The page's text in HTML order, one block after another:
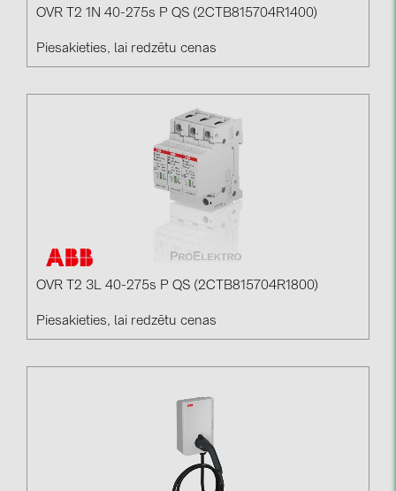
OVR T2 1N 40-275s P QS (2CTB815704R1400)
Piesakieties, lai redzētu cenas
OVR T2 3L 40-275s P QS (2CTB815704R1800)
Piesakieties, lai redzētu cenas